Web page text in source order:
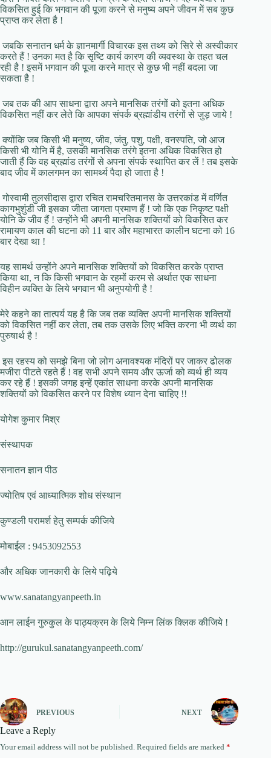
विकसित हुई कि भगवान की पूजा करने से मनुष्य अपने जीवन में सब कुछ
प्राप्त कर लेता है !
जबकि सनातन धर्म के ज्ञानमार्गी विचारक इस तथ्य को सिरे से अस्वीकार
करते हैं ! उनका मत है कि सृष्टि कार्य कारण की व्यवस्था के तहत चल
रही है ! इसमें भगवान की पूजा करने मात्र से कुछ भी नहीं बदला जा
सकता है !
जब तक की आप साधना द्वारा अपने मानसिक तरंगों को इतना अधिक
विकसित नहीं कर लेते कि आपका संपर्क ब्रह्मांडीय तरंगों से जुड़ जाये !
क्योंकि जब किसी भी मनुष्य, जीव, जंतु, पशु, पक्षी, वनस्पति, जो आज
किसी भी योनि में है, उसकी मानसिक तरंगे इतना अधिक विकसित हो
जाती हैं कि वह ब्रह्मांड तरंगों से अपना संपर्क स्थापित कर लें ! तब इसके
बाद जीव में कालगमन का सामर्थ्य पैदा हो जाता है !
गोस्वामी तुलसीदास द्वारा रचित रामचरितमानस के उत्तरकांड में वर्णित
कागभुशुंडी जी इसका जीता जागता प्रमाण हैं ! जो कि एक निकृष्ट पक्षी
योनि के जीव हैं ! उन्होंने भी अपनी मानसिक शक्तियों को विकसित कर
रामायण काल की घटना को 11 बार और महाभारत कालीन घटना को 16
बार देखा था !
यह सामर्थ उन्होंने अपने मानसिक शक्तियों को विकसित करके प्राप्त
किया था, न कि किसी भगवान के रहमों करम से अर्थात एक साधना
विहीन व्यक्ति के लिये भगवान भी अनुपयोगी है !
मेरे कहने का तात्पर्य यह है कि जब तक व्यक्ति अपनी मानसिक शक्तियों
को विकसित नहीं कर लेता, तब तक उसके लिए भक्ति करना भी व्यर्थ का
पुरुषार्थ है !
इस रहस्य को समझे बिना जो लोग अनावश्यक मंदिरों पर जाकर ढोलक
मजीरा पीटते रहते हैं ! वह सभी अपने समय और ऊर्जा को व्यर्थ ही व्यय
कर रहे हैं ! इसकी जगह इन्हें एकांत साधना करके अपनी मानसिक
शक्तियों को विकसित करने पर विशेष ध्यान देना चाहिए !!
योगेश कुमार मिश्र
संस्थापक
सनातन ज्ञान पीठ
ज्योतिष एवं आध्यात्मिक शोध संस्थान
कुण्डली परामर्श हेतु सम्पर्क कीजिये
मोबाईल : 9453092553
और अधिक जानकारी के लिये पढ़िये
www.sanatangyanpeeth.in
आन लाईन गुरुकुल के पाठ्यक्रम के लिये निम्न लिंक क्लिक कीजिये !
http://gurukul.sanatangyanpeeth.com/
PREVIOUS NEXT
Leave a Reply
Your email address will not be published. Required fields are marked *